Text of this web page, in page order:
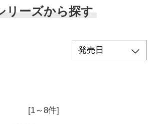
リーズから探す
[1～8件]